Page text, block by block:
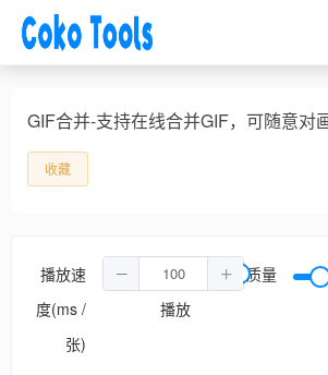
GIF合并-支持在线合并GIF，可随意对
收藏
播放速
度(ms /
张)
循环
播放
质量